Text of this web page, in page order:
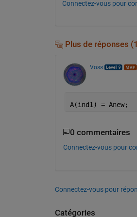
Connectez-vous pour
Plus de réponses
Voss
A(ind1) = Anew;
0 commentaires
Connectez-vous pour
Connectez-vous pour
Catégories